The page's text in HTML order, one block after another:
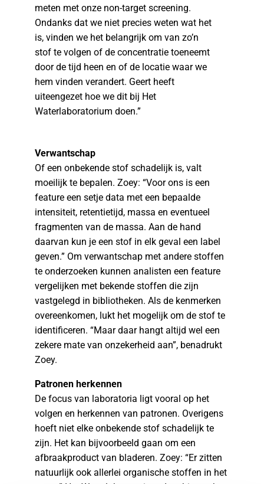
meten met onze non-target screening.
Ondanks dat we niet precies weten wat het
is, vinden we het belangrijk om van zo’n
stof te volgen of de concentratie toeneemt
door de tijd heen en of de locatie waar we
hem vinden verandert. Geert heeft
uiteengezet hoe we dit bij Het
Waterlaboratorium doen.”
Verwantschap
Of een onbekende stof schadelijk is, valt
moeilijk te bepalen. Zoey: “Voor ons is een
feature een setje data met een bepaalde
intensiteit, retentietijd, massa en eventueel
fragmenten van de massa. Aan de hand
daarvan kun je een stof in elk geval een label
geven.” Om verwantschap met andere stoffen
te onderzoeken kunnen analisten een feature
vergelijken met bekende stoffen die zijn
vastgelegd in bibliotheken. Als de kenmerken
overeenkomen, lukt het mogelijk om de stof te
identificeren. “Maar daar hangt altijd wel een
zekere mate van onzekerheid aan”, benadrukt
Zoey.
Patronen herkennen
De focus van laboratoria ligt vooral op het
volgen en herkennen van patronen. Overigens
hoeft niet elke onbekende stof schadelijk te
zijn. Het kan bijvoorbeeld gaan om een
afbraakproduct van bladeren. Zoey: “Er zitten
natuurlijk ook allerlei organische stoffen in het